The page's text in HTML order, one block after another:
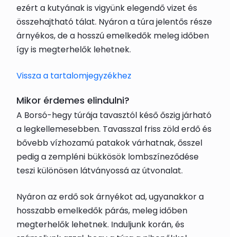
ezért a kutyának is vigyünk elegendő vizet és
összehajtható tálat. Nyáron a túra jelentős része
árnyékos, de a hosszú emelkedők meleg időben
így is megterhelők lehetnek.
Vissza a tartalomjegyzékhez
Mikor érdemes elindulni?
A Borsó-hegy túrája tavasztól késő őszig járható
a legkellemesebben. Tavasszal friss zöld erdő és
bővebb vízhozamú patakok várhatnak, ősszel
pedig a zempléni bükkösök lombszíneződése
teszi különösen látványossá az útvonalat.
Nyáron az erdő sok árnyékot ad, ugyanakkor a
hosszabb emelkedők párás, meleg időben
megterhelők lehetnek. Induljunk korán, és